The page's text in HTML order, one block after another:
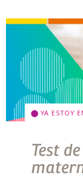
YA ESTOY
Test